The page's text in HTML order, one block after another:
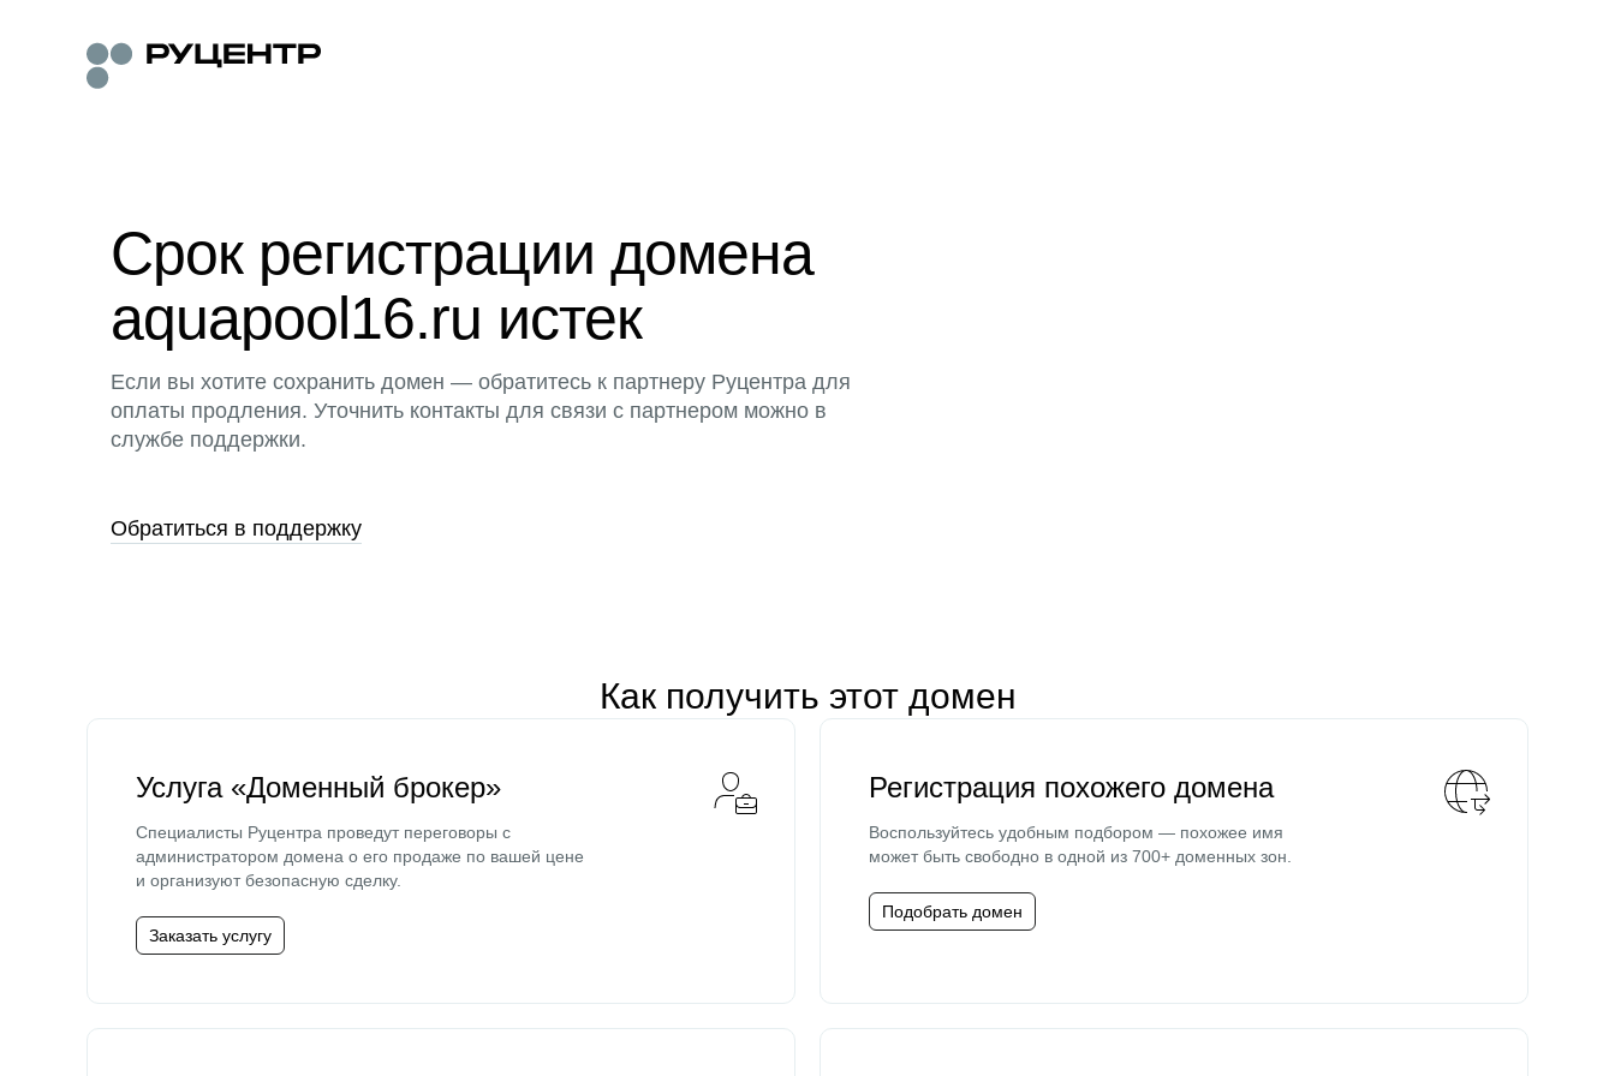
Срок регистрации домена
aquapool16.ru истек
Если вы хотите сохранить домен — обратитесь к партнеру Руцентра для
оплаты продления. Уточнить контакты для связи с партнером можно в
службе поддержки.
Обратиться в поддержку
Как получить этот домен
Услуга «Доменный брокер»
Специалисты Руцентра проведут переговоры с
администратором домена о его продаже по вашей цене
и организуют безопасную сделку.
Заказать услугу
Регистрация похожего домена
Воспользуйтесь удобным подбором — похожее имя
может быть свободно в одной из 700+ доменных зон.
Подобрать домен